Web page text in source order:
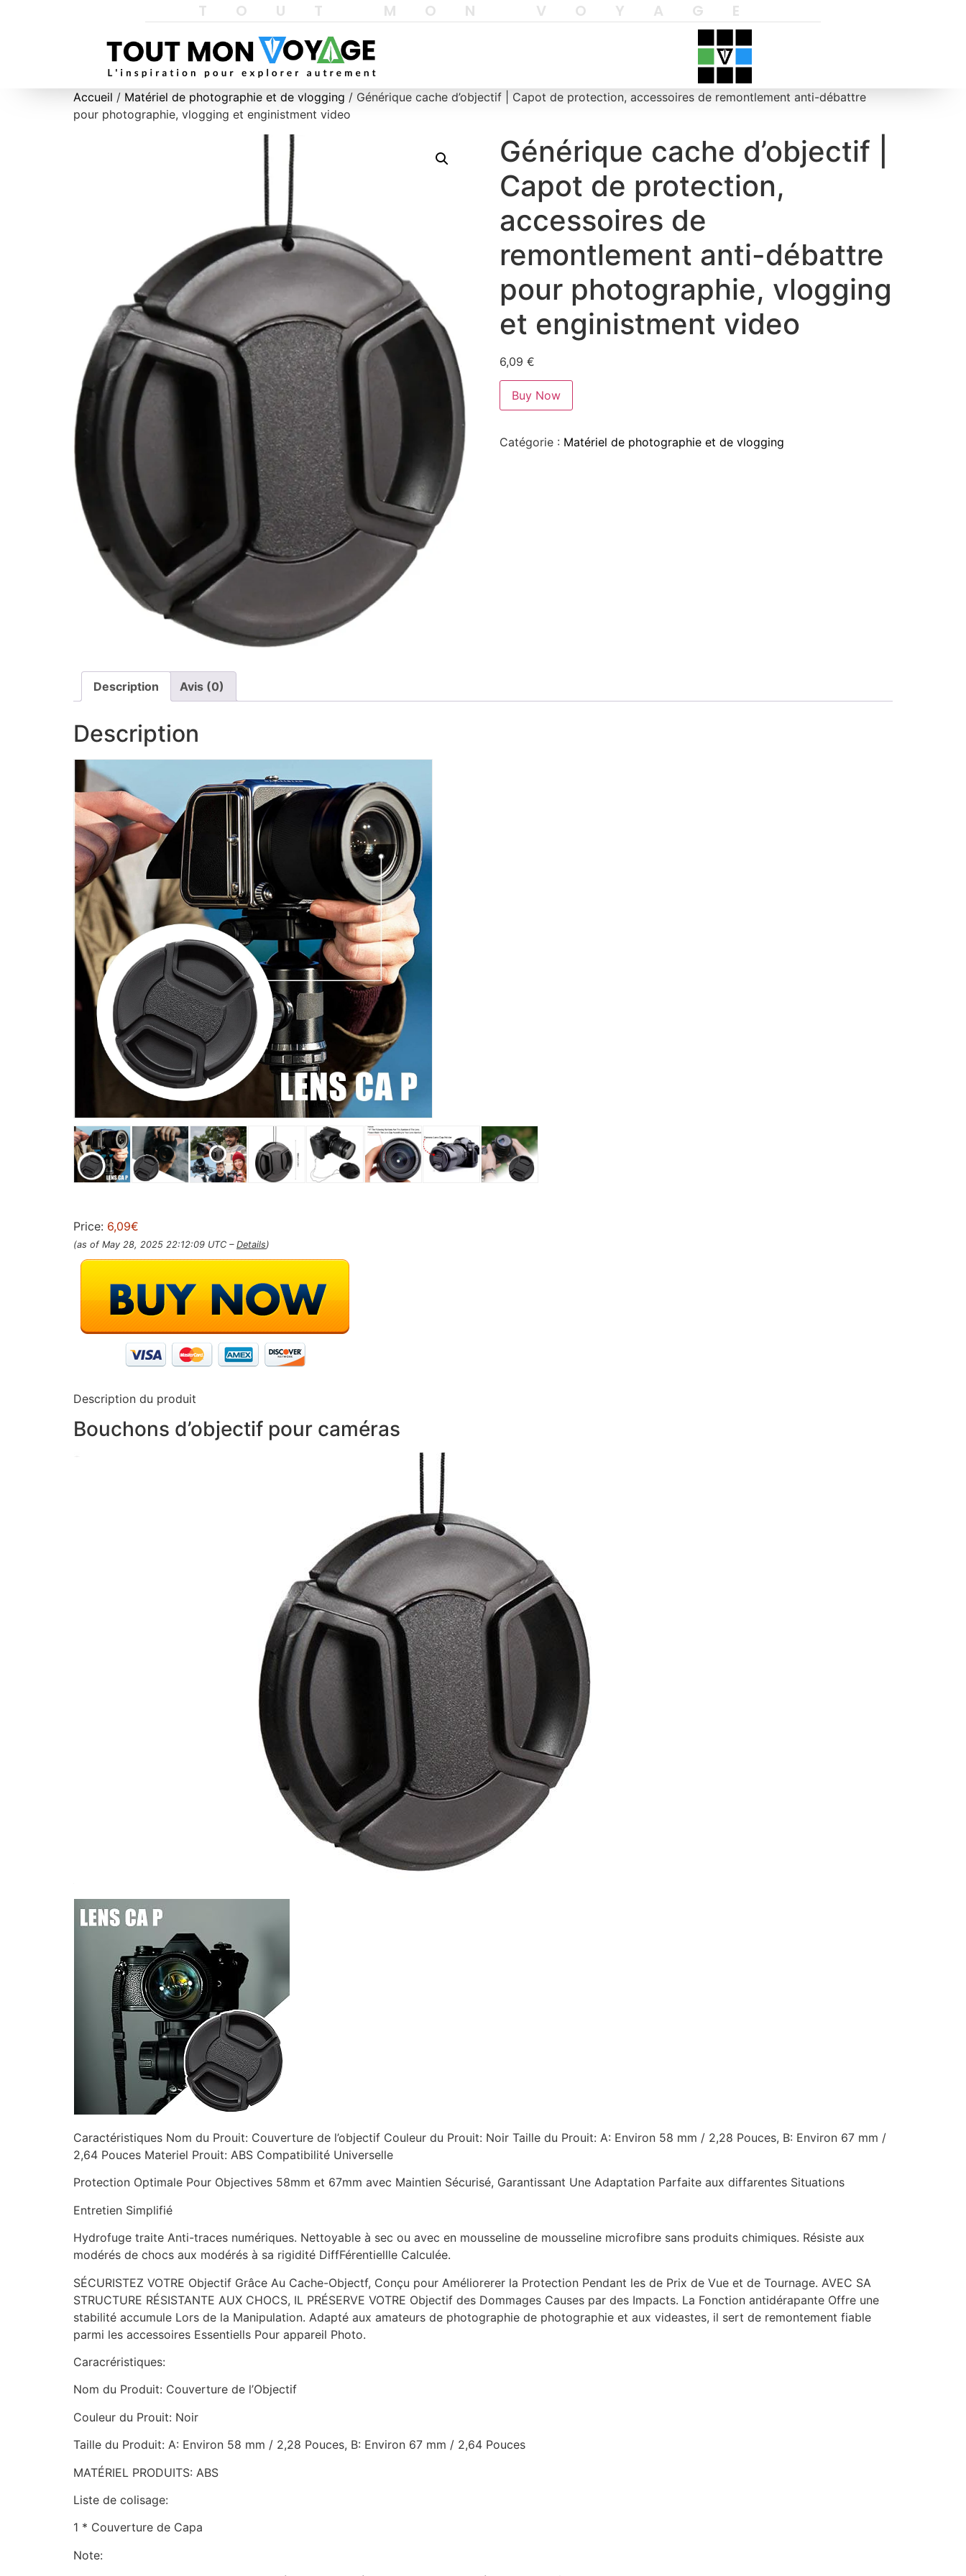
TOUT MON VOYAGE
Accueil / Matériel de photographie et de vlogging / Générique cache d’objectif | Capot de protection, accessoires de remontlement anti-débattre
pour photographie, vlogging et enginistment video
Générique cache d’objectif |
Capot de protection,
accessoires de
remontlement anti-débattre
pour photographie, vlogging
et enginistment video
6,09 €
Buy Now
Catégorie : Matériel de photographie et de vlogging
Description Avis (0)
Description
Price: 6,09€
(as of May 28, 2025 22:12:09 UTC – Details)
Description du produit
Bouchons d’objectif pour caméras
Caractéristiques Nom du Prouit: Couverture de l’objectif Couleur du Prouit: Noir Taille du Prouit: A: Environ 58 mm / 2,28 Pouces, B: Environ 67 mm /
2,64 Pouces Materiel Prouit: ABS Compatibilité Universelle
Protection Optimale Pour Objectives 58mm et 67mm avec Maintien Sécurisé, Garantissant Une Adaptation Parfaite aux diffarentes Situations
Entretien Simplifié
Hydrofuge traite Anti-traces numériques. Nettoyable à sec ou avec en mousseline de mousseline microfibre sans produits chimiques. Résiste aux
modérés de chocs aux modérés à sa rigidité DiffFérentiellle Calculée.
SÉCURISTEZ VOTRE Objectif Grâce Au Cache-Objectf, Conçu pour Améliorerer la Protection Pendant les de Prix de Vue et de Tournage. AVEC SA
STRUCTURE RÉSISTANTE AUX CHOCS, IL PRÉSERVE VOTRE Objectif des Dommages Causes par des Impacts. La Fonction antidérapante Offre une
stabilité accumule Lors de la Manipulation. Adapté aux amateurs de photographie de photographie et aux videastes, il sert de remontement fiable
parmi les accessoires Essentiells Pour appareil Photo.
Caracréristiques:
Nom du Produit: Couverture de l’Objectif
Couleur du Prouit: Noir
Taille du Produit: A: Environ 58 mm / 2,28 Pouces, B: Environ 67 mm / 2,64 Pouces
MATÉRIEL PRODUITS: ABS
Liste de colisage:
1 * Couverture de Capa
Note: